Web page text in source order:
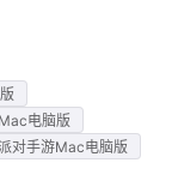
电脑版
对手游Mac电脑版